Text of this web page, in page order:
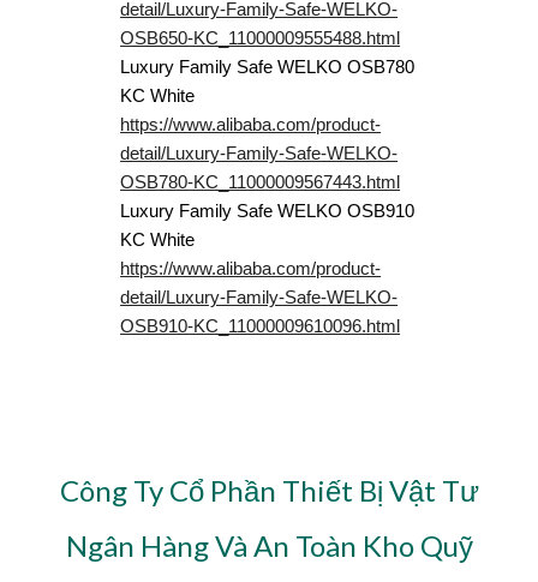
detail/Luxury-Family-Safe-WELKO-
OSB650-KC_11000009555488.html
Luxury Family Safe WELKO OSB780
KC White
https://www.alibaba.com/product-
detail/Luxury-Family-Safe-WELKO-
OSB780-KC_11000009567443.html
Luxury Family Safe WELKO OSB910
KC White
https://www.alibaba.com/product-
detail/Luxury-Family-Safe-WELKO-
OSB910-KC_11000009610096.html
Công Ty Cổ Phần Thiết Bị Vật Tư
Ngân Hàng Và An Toàn Kho Quỹ